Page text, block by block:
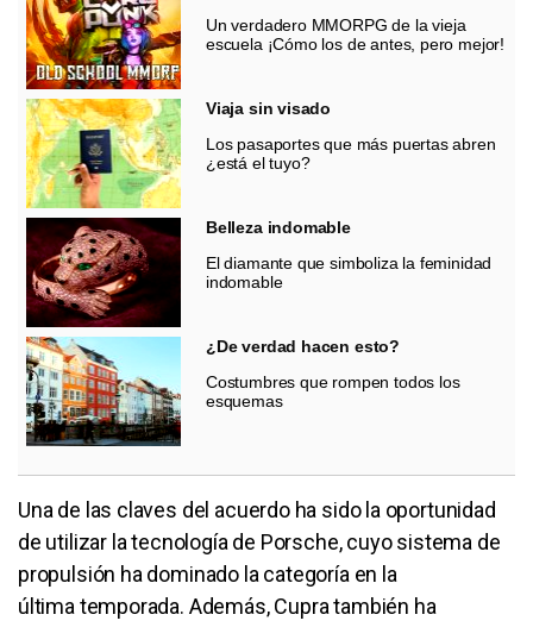
Un verdadero MMORPG de la vieja
escuela ¡Cómo los de antes, pero mejor!
Viaja sin visado
Los pasaportes que más puertas abren
¿está el tuyo?
Belleza indomable
El diamante que simboliza la feminidad
indomable
¿De verdad hacen esto?
Costumbres que rompen todos los
esquemas
Una de las claves del acuerdo ha sido la oportunidad
de utilizar la tecnología de Porsche, cuyo sistema de
propulsión ha dominado la categoría en la
última temporada. Además, Cupra también ha